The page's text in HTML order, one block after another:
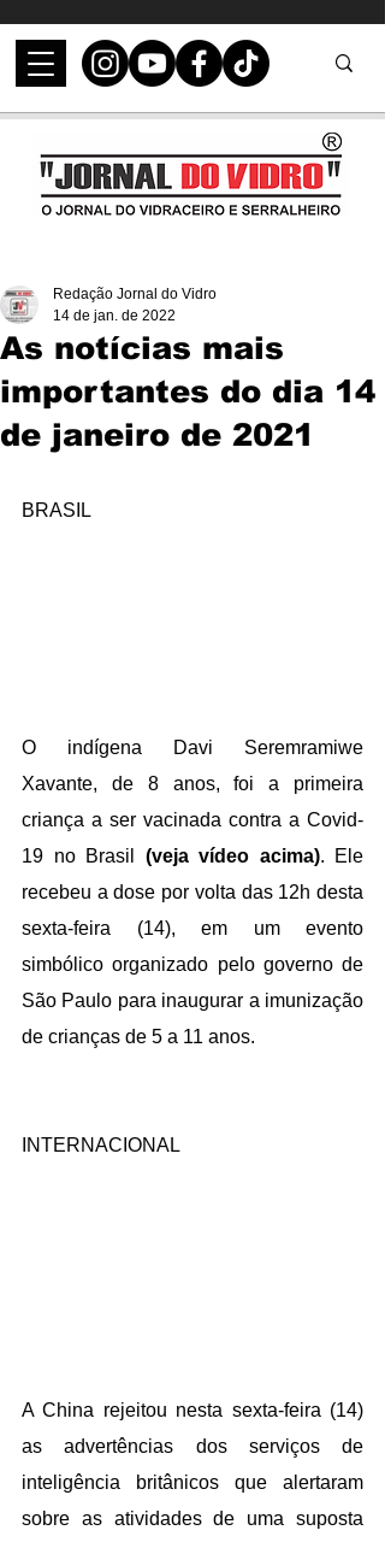
As notícias mais
importantes do dia 14
de janeiro de 2021
Redação Jornal do Vidro
14 de jan. de 2022
BRASIL
O indígena Davi Seremramiwe
Xavante, de 8 anos, foi a primeira
criança a ser vacinada contra a Covid-
19 no Brasil (veja vídeo acima). Ele
recebeu a dose por volta das 12h desta
sexta-feira (14), em um evento
São Paulo para inaugurar a imunização
de crianças de 5 a 11 anos.
INTERNACIONAL
A China rejeitou nesta sexta-feira (14)
as advertências dos serviços de
inteligência britânicos que alertaram
sobre as atividades de uma suposta